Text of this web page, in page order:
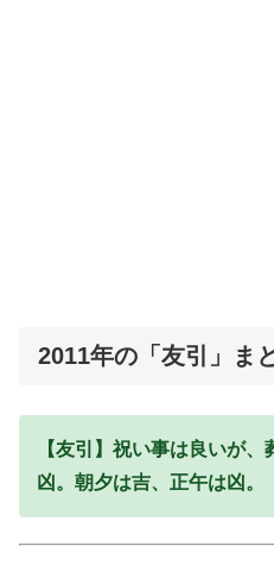
2011年の「友引」ま
【友引】祝い事は良いが
凶。朝夕は吉、正午は凶。